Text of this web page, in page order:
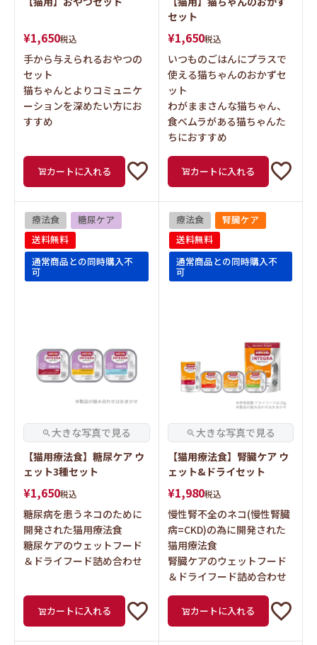
¥1,650税込
手から与えられるおやつの
セット
猫ちゃんとよりコミュニケ
ーションを深めたい方にお
すすめ
カートに入れる
セット
¥1,650税込
いつものごはんにプラスで
使える猫ちゃんのおかずセ
ット
わがままさんな猫ちゃん、
食べムラがある猫ちゃんた
ちにおすすめ
カートに入れる
療法食
糖尿ケア
送料無料
通常商品との同時購入不
可
【猫用療法食】糖尿ケア ウ
ェット3種セット
¥1,650税込
糖尿病を患うネコのために
開発された猫用療法食
糖尿ケアのウェットフード
＆ドライフード詰め合わせ
カートに入れる
療法食
腎臓ケア
送料無料
通常商品との同時購入不
可
【猫用療法食】腎臓ケア ウ
ェット&ドライセット
¥1,980税込
慢性腎不全のネコ(慢性腎臓
病=CKD)の為に開発された
猫用療法食
腎臓ケアのウェットフード
＆ドライフード詰め合わせ
カートに入れる